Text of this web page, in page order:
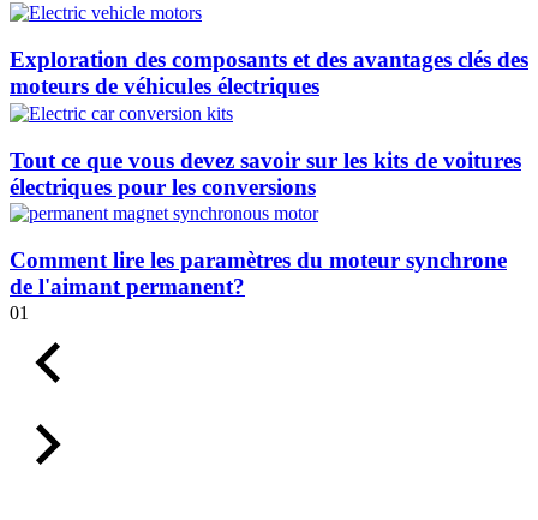
Exploration des composants et des avantages clés des
moteurs de véhicules électriques
Tout ce que vous devez savoir sur les kits de voitures
électriques pour les conversions
Comment lire les paramètres du moteur synchrone
de l'aimant permanent?
01